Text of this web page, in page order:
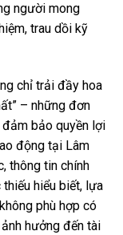
người mong
trau dồi kỹ
chỉ trải đầy hoa
– những đơn
đảm bảo quyền lợi
động tại Lâm
thông tin chính
hiểu biết, lựa
phù hợp có
hưởng đến tài